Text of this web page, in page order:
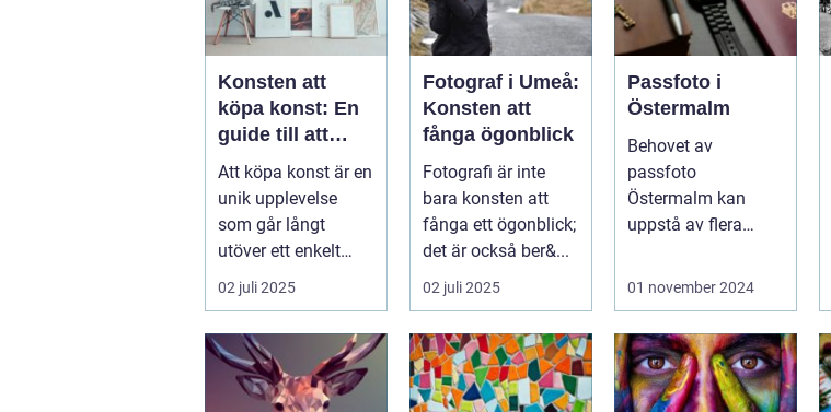
Konsten att
köpa konst: En
guide till att
hitta ditt nästa
mästerverk
Att köpa konst är en
unik upplevelse
som går långt
utöver ett enkelt
k&ou...
02 juli 2025
Fotograf i Umeå:
Konsten att
fånga ögonblick
Fotografi är inte
bara konsten att
fånga ett ögonblick;
det är också ber&...
02 juli 2025
Passfoto i
Östermalm
Behovet av
passfoto
Östermalm kan
uppstå av flera
sig det handlar om
01 november 2024